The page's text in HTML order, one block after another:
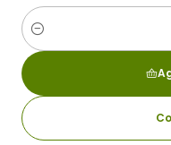
Cantidad